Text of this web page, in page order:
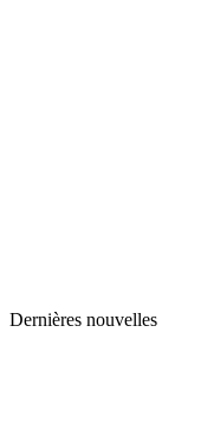
Dernières nouvelles